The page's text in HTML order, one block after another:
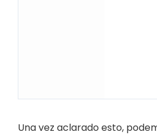
Una vez aclarado esto,